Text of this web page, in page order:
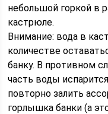
небольшой горкой в
кастрюле.
Внимание: вода в
количестве
банку. В противном
часть воды
повторно залить
горлышка банки (а